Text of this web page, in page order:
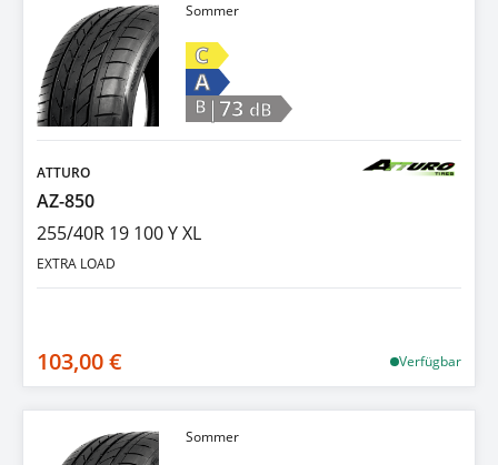
Sommer
C
A
B |73 dB
ATTURO
AZ-850
255/40R 19 100 Y XL
EXTRA LOAD
103,00 € Verfügbar
Sommer